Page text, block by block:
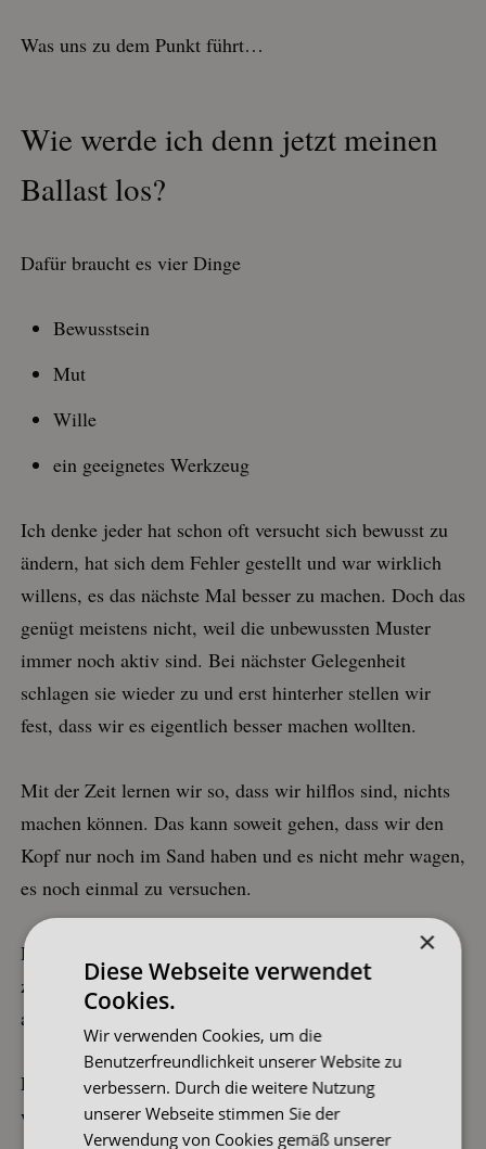
Was uns zu dem Punkt führt…
Wie werde ich denn jetzt meinen
Ballast los?
Dafür braucht es vier Dinge
Bewusstsein
Mut
Wille
ein geeignetes Werkzeug
Ich denke jeder hat schon oft versucht sich bewusst zu
ändern, hat sich dem Fehler gestellt und war wirklich
willens, es das nächste Mal besser zu machen. Doch das
genügt meistens nicht, weil die unbewussten Muster
immer noch aktiv sind. Bei nächster Gelegenheit
schlagen sie wieder zu und erst hinterher stellen wir
fest, dass wir es eigentlich besser machen wollten.
Mit der Zeit lernen wir so, dass wir hilflos sind, nichts
machen können. Das kann soweit gehen, dass wir den
Kopf nur noch im Sand haben und es nicht mehr wagen,
es noch einmal zu versuchen.
Dann bleibt uns nur noch, die Schuld auf die Anderen
zu schieben, denn die könnten ja ganz einfach alles
anders machen. Die können das ja, nur wir nicht.
Leider haben wir nun unsere letzte Macht abgegeben,
wir können nun nichts mehr machen, außer meckern.
×
Diese Webseite verwendet
Cookies.
Wir verwenden Cookies, um die
Benutzerfreundlichkeit unserer Website zu
verbessern. Durch die weitere Nutzung
unserer Webseite stimmen Sie der
Verwendung von Cookies gemäß unserer